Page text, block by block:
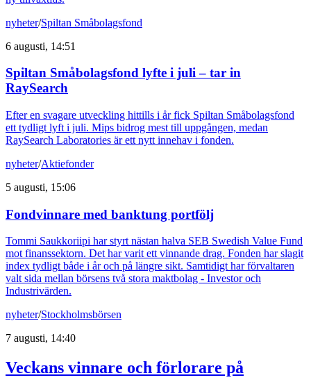
nyheter/Spiltan Småbolagsfond
6 augusti, 14:51
Spiltan Småbolagsfond lyfte i juli – tar in
RaySearch
Efter en svagare utveckling hittills i år fick Spiltan Småbolagsfond
ett tydligt lyft i juli. Mips bidrog mest till uppgången, medan
RaySearch Laboratories är ett nytt innehav i fonden.
nyheter/Aktiefonder
5 augusti, 15:06
Fondvinnare med banktung portfölj
Tommi Saukkoriipi har styrt nästan halva SEB Swedish Value Fund
mot finanssektorn. Det har varit ett vinnande drag. Fonden har slagit
index tydligt både i år och på längre sikt. Samtidigt har förvaltaren
valt sida mellan börsens två stora maktbolag - Investor och
Industrivärden.
nyheter/Stockholmsbörsen
7 augusti, 14:40
Veckans vinnare och förlorare på